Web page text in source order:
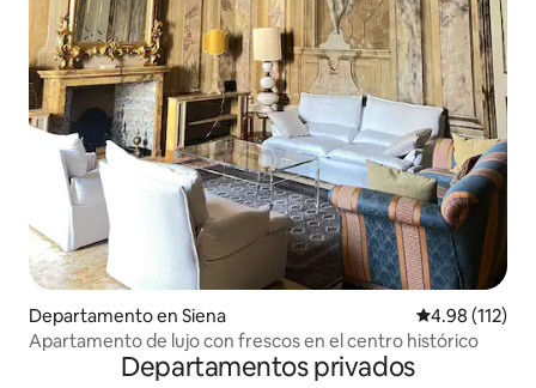
Departamento en Siena Calificación
4.98 (112)
Apartamento de lujo con frescos en el centro histórico
Departamentos privados